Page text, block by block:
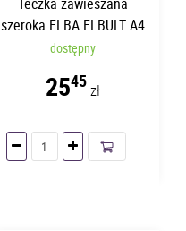
szeroka ELBA ELBULT A4
60mm
dostępny
2545zł